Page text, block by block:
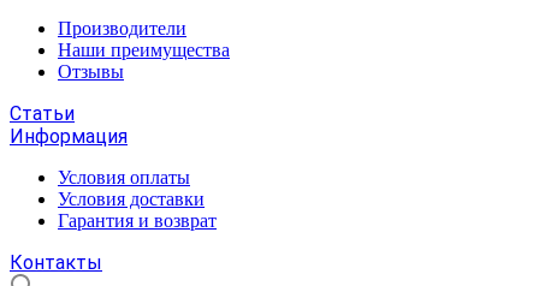
Производители
Наши преимущества
Отзывы
Статьи
Информация
Условия оплаты
Условия доставки
Гарантия и возврат
Контакты